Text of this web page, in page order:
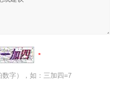
字），如：三加四=7